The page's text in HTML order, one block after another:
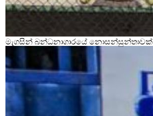
මැගසින් බන්ධනාගාරයේ නොසන්සුන්තාවක්